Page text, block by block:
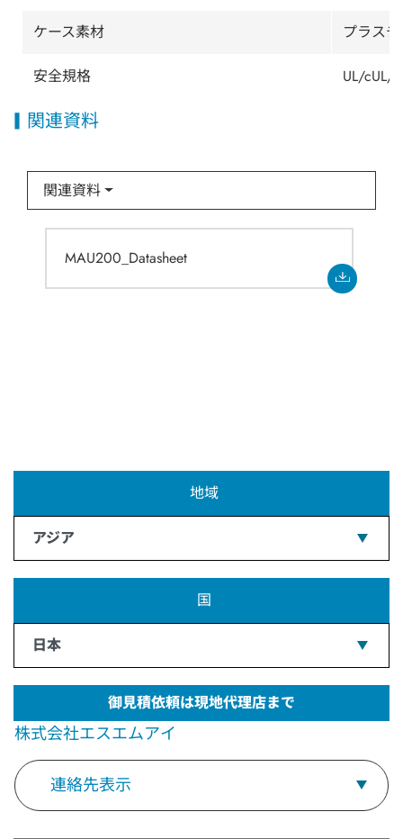
ケース素材 プラス
安全規格 UL/cUL/
関連資料
関連資料
MAU200_Datasheet
地域
アジア
国
日本
御見積依頼は現地代理店まで
株式会社エスエムアイ
連絡先表示